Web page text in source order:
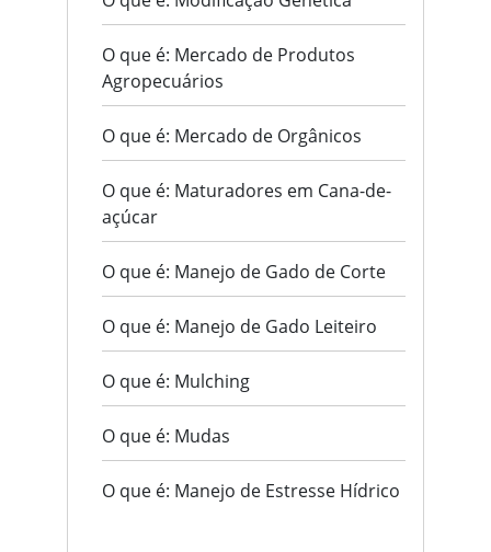
O que é: Mercado de Produtos
Agropecuários
O que é: Mercado de Orgânicos
O que é: Maturadores em Cana-de-
açúcar
O que é: Manejo de Gado de Corte
O que é: Manejo de Gado Leiteiro
O que é: Mulching
O que é: Mudas
O que é: Manejo de Estresse Hídrico